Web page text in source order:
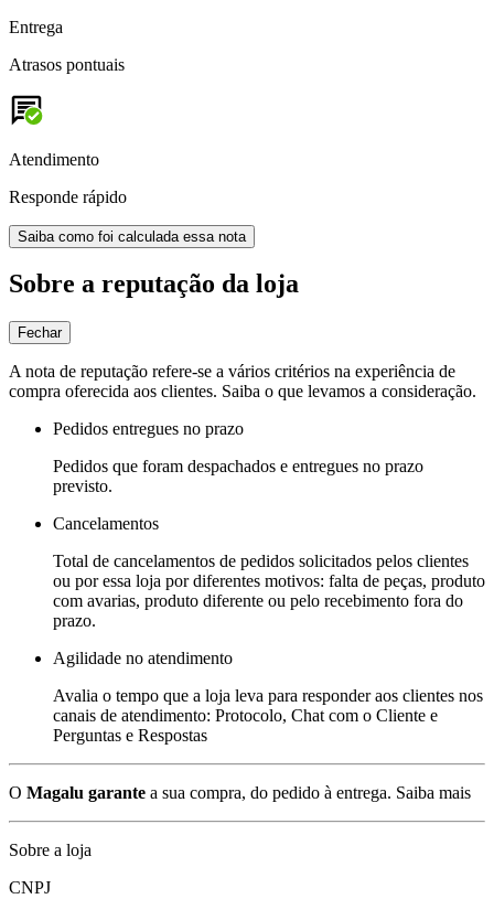
Entrega
Atrasos pontuais
Atendimento
Responde rápido
Saiba como foi calculada essa nota
Sobre a reputação da loja
Fechar
A nota de reputação refere-se a vários critérios na experiência de
compra oferecida aos clientes. Saiba o que levamos a consideração.
Pedidos entregues no prazo
Pedidos que foram despachados e entregues no prazo
previsto.
Cancelamentos
Total de cancelamentos de pedidos solicitados pelos clientes
ou por essa loja por diferentes motivos: falta de peças, produto
com avarias, produto diferente ou pelo recebimento fora do
prazo.
Agilidade no atendimento
Avalia o tempo que a loja leva para responder aos clientes nos
canais de atendimento: Protocolo, Chat com o Cliente e
Perguntas e Respostas
O Magalu garante a sua compra, do pedido à entrega. Saiba mais
Sobre a loja
CNPJ